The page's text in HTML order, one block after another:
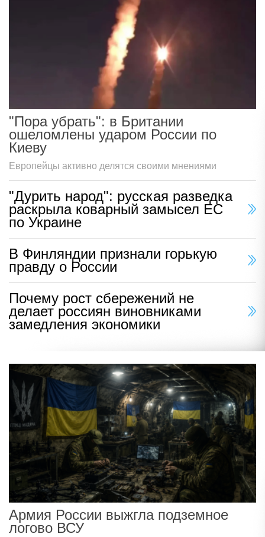
"Пора убрать": в Британии
ошеломлены ударом России по
Киеву
Европейцы активно делятся своими мнениями
"Дурить народ": русская разведка
раскрыла коварный замысел ЕС
по Украине
В Финляндии признали горькую
правду о России
Почему рост сбережений не
делает россиян виновниками
замедления экономики
Армия России выжгла подземное
логово ВСУ